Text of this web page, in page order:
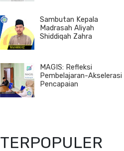
Sambutan Kepala
Madrasah Aliyah
Shiddiqah Zahra
MAGIS: Refleksi
Pembelajaran-Akselerasi
Pencapaian
TERPOPULER